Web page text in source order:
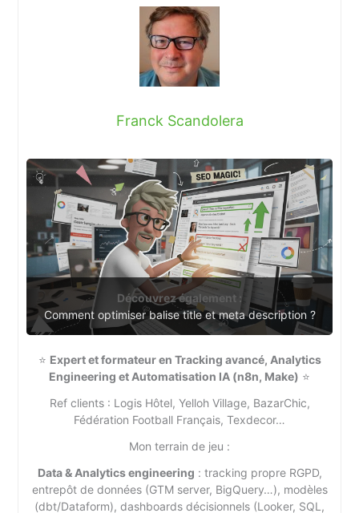
Franck Scandolera
Découvrez également :
Comment optimiser balise title et meta description ?
⭐ Expert et formateur en Tracking avancé, Analytics
Engineering et Automatisation IA (n8n, Make) ⭐
Ref clients : Logis Hôtel, Yelloh Village, BazarChic,
Fédération Football Français, Texdecor…
Mon terrain de jeu :
Data & Analytics engineering : tracking propre RGPD,
entrepôt de données (GTM server, BigQuery…), modèles
(dbt/Dataform), dashboards décisionnels (Looker, SQL,